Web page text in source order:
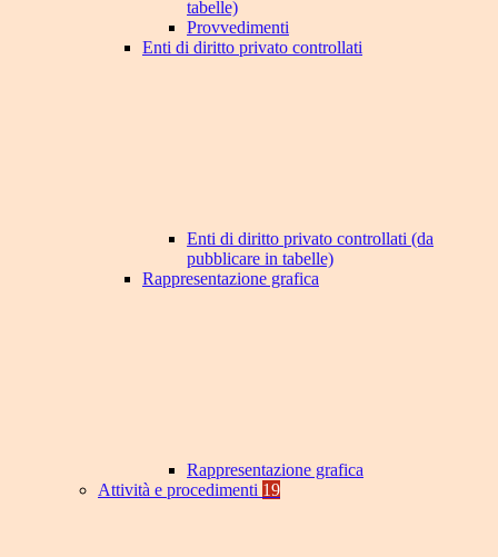
tabelle)
Provvedimenti
Enti di diritto privato controllati
Enti di diritto privato controllati (da
pubblicare in tabelle)
Rappresentazione grafica
Rappresentazione grafica
Attività e procedimenti 19